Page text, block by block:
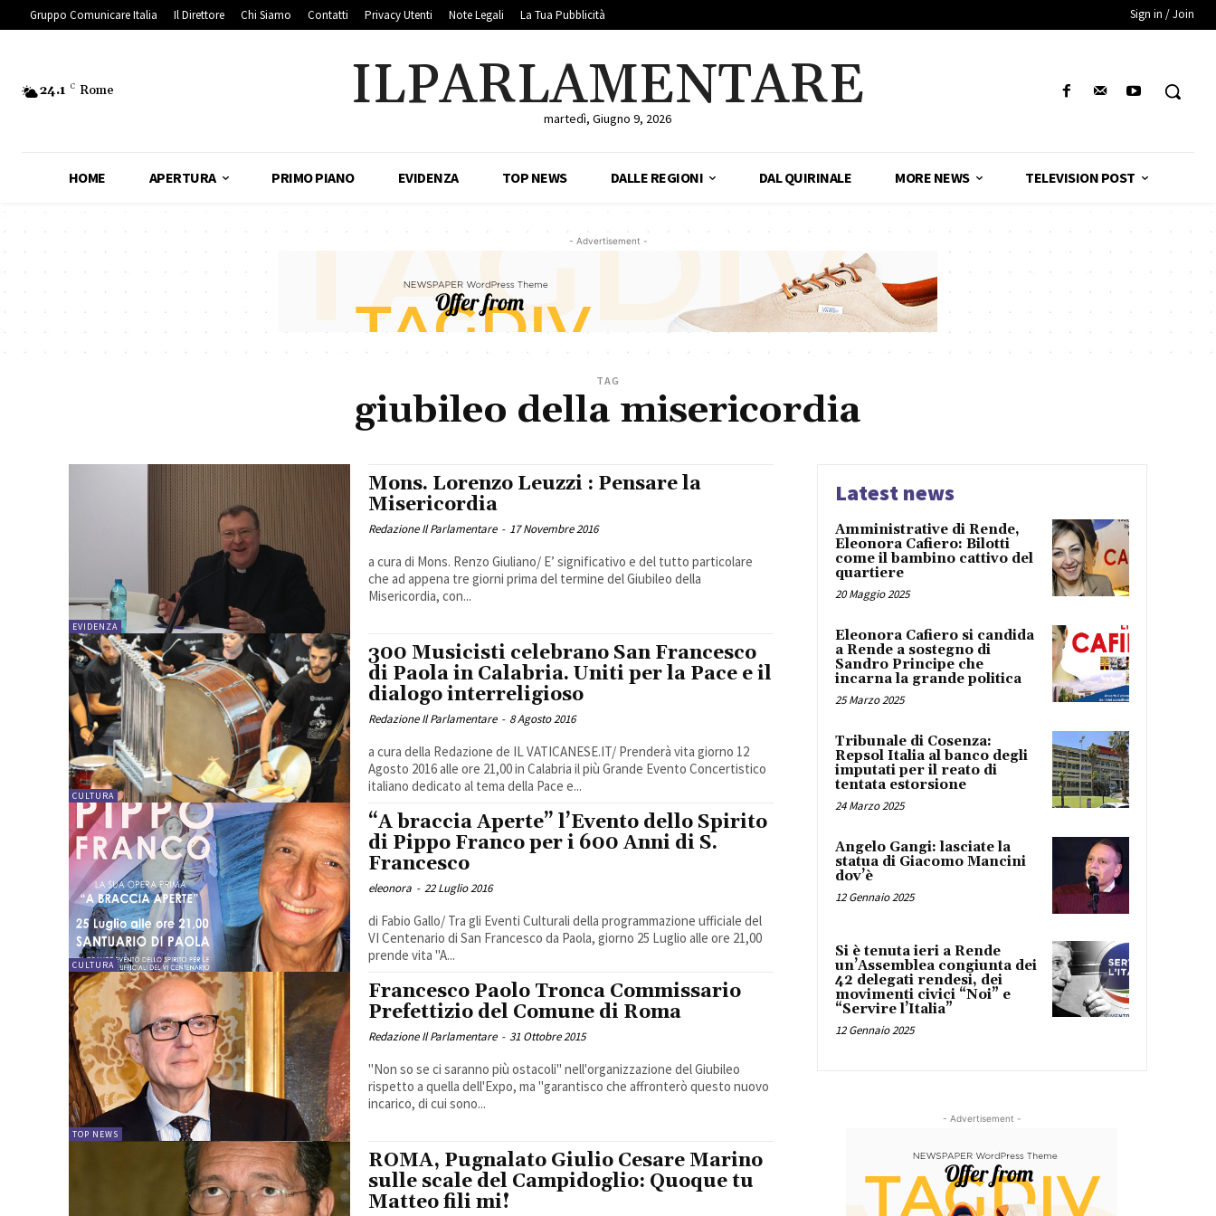
Gruppo Comunicare Italia Il Direttore Chi Siamo Contatti Privacy Utenti Note Legali La Tua Pubblicità Sign in / Join
24.1 C Rome ILPARLAMENTARE
martedì, Giugno 9, 2026
HOME APERTURA PRIMO PIANO EVIDENZA TOP NEWS DALLE REGIONI DAL QUIRINALE MORE NEWS TELEVISION POST
- Advertisement -
TAG
giubileo della misericordia
EVIDENZA
Mons. Lorenzo Leuzzi : Pensare la
Misericordia
Redazione Il Parlamentare - 17 Novembre 2016
a cura di Mons. Renzo Giuliano/ E’ significativo e del tutto particolare
che ad appena tre giorni prima del termine del Giubileo della
Misericordia, con...
CULTURA
300 Musicisti celebrano San Francesco
di Paola in Calabria. Uniti per la Pace e il
dialogo interreligioso
Redazione Il Parlamentare - 8 Agosto 2016
a cura della Redazione de IL VATICANESE.IT/ Prenderà vita giorno 12
Agosto 2016 alle ore 21,00 in Calabria il più Grande Evento Concertistico
italiano dedicato al tema della Pace e...
CULTURA
“A braccia Aperte” l’Evento dello Spirito
di Pippo Franco per i 600 Anni di S.
Francesco
eleonora - 22 Luglio 2016
di Fabio Gallo/ Tra gli Eventi Culturali della programmazione ufficiale del
VI Centenario di San Francesco da Paola, giorno 25 Luglio alle ore 21,00
prende vita "A...
TOP NEWS
Francesco Paolo Tronca Commissario
Prefettizio del Comune di Roma
Redazione Il Parlamentare - 31 Ottobre 2015
"Non so se ci saranno più ostacoli" nell'organizzazione del Giubileo
rispetto a quella dell'Expo, ma "garantisco che affronterò questo nuovo
incarico, di cui sono...
ROMA, Pugnalato Giulio Cesare Marino
sulle scale del Campidoglio: Quoque tu
Matteo fili mi!
Latest news
Amministrative di Rende,
Eleonora Cafiero: Bilotti
come il bambino cattivo del
quartiere
20 Maggio 2025
Eleonora Cafiero si candida
a Rende a sostegno di
Sandro Principe che
incarna la grande politica
25 Marzo 2025
Tribunale di Cosenza:
Repsol Italia al banco degli
imputati per il reato di
tentata estorsione
24 Marzo 2025
Angelo Gangi: lasciate la
statua di Giacomo Mancini
dov’è
12 Gennaio 2025
Si è tenuta ieri a Rende
un’Assemblea congiunta dei
42 delegati rendesi, dei
movimenti civici “Noi” e
“Servire l’Italia”
12 Gennaio 2025
- Advertisement -